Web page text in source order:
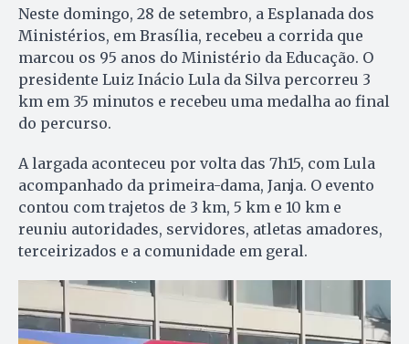
Neste domingo, 28 de setembro, a Esplanada dos
Ministérios, em Brasília, recebeu a corrida que
marcou os 95 anos do Ministério da Educação. O
presidente Luiz Inácio Lula da Silva percorreu 3
km em 35 minutos e recebeu uma medalha ao final
do percurso.
A largada aconteceu por volta das 7h15, com Lula
acompanhado da primeira-dama, Janja. O evento
contou com trajetos de 3 km, 5 km e 10 km e
reuniu autoridades, servidores, atletas amadores,
terceirizados e a comunidade em geral.